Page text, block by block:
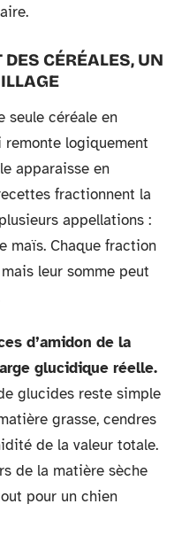
CÉRÉALES, UN
seule céréale en
logiquement
apparaisse en
fractionnent la
appellations :
maïs. Chaque fraction
leur somme peut
d’amidon de la
glucidique réelle.
glucides reste simple
grasse, cendres
de la valeur totale.
de la matière sèche
pour un chien